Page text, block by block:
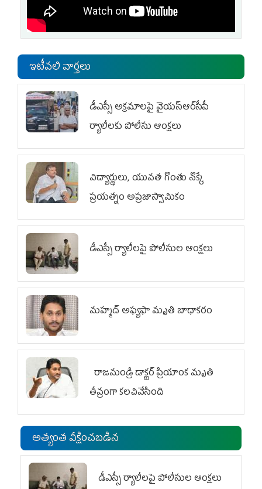
ఇటీవలి వార్తలు
డీఎస్సీ అక్రమాలపై వైయ‌స్ఆర్‌సీపీ
ర్యాలీలకు పోలీసు ఆంక్షలు
విద్యార్థులు, యువత గొంతు నొక్కే
ప్రయత్నం అప్రజాస్వామికం
డీఎస్సీ ర్యాలీలపై పోలీసుల ఆంక్షలు
మహ్మద్‌ అఫ్యఫా మృతి బాధాకరం
రాజమండ్రి డాక్టర్‌ ప్రియాంక మృతి
తీవ్రంగా కలచివేసింది
అత్యంత వీక్షించబడిన
డీఎస్సీ ర్యాలీలపై పోలీసుల ఆంక్షలు